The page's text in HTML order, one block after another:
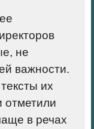
не
важности.
их
отметили
в речах